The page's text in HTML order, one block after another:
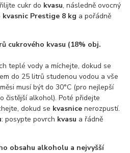
cukr do kvasu, následně ovocný
Prestige 8 kg a pořádně
cukrového kvasu (18% obj.
teplé vody a míchejte, dokud se
do 25 litrů studenou vodou a vše
musí být do 30°C (pro nejlepší
čistější alkohol). Poté přidejte
dokud se kvasnice nerozpustí.
: posypte povrch kvasu a řádně
obsahu alkoholu a nejvyšší